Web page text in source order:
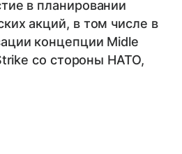
в планировании
акций, в том числе в
концепции Midle
со стороны НАТО,